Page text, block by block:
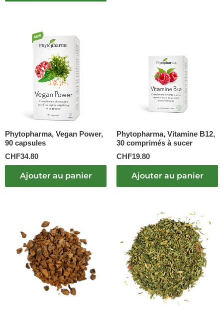
Phytopharma, Vegan Power,
90 capsules
CHF34.80
Ajouter au panier
Phytopharma, Vitamine B12,
30 comprimés à sucer
CHF19.80
Ajouter au panier
CHF24.00
à
CHF85.00
plusieurs
variations.
Plage
de
prix :
CHF8.90
à
plusieurs
variations.
Les
options
peuvent